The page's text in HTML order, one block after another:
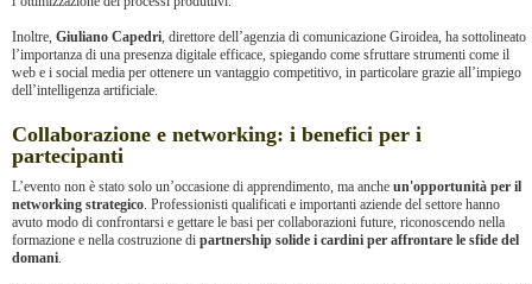
Inoltre, Giuliano Capedri, direttore dell’agenzia di comunicazione Giroidea, ha sottolineato
l’importanza di una presenza digitale efficace, spiegando come sfruttare strumenti come il
web e i social media per ottenere un vantaggio competitivo, in particolare grazie all’impiego
dell’intelligenza artificiale.
Collaborazione e networking: i benefici per i
partecipanti
L’evento non è stato solo un’occasione di apprendimento, ma anche un'opportunità per il
networking strategico. Professionisti qualificati e importanti aziende del settore hanno
avuto modo di confrontarsi e gettare le basi per collaborazioni future, riconoscendo nella
formazione e nella costruzione di partnership solide i cardini per affrontare le sfide del
domani.